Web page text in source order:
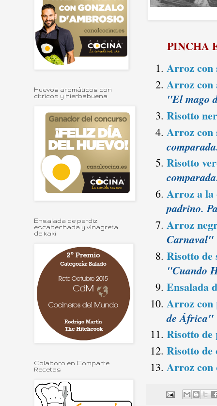
PINCHA
Arroz con
Arroz con
"El mago
Risotto
Arroz con
Risotto
Arroz a la
padrino.
Arroz
Carnaval"
Risotto de
"Cuando
Ensalada
Arroz con
de África"
Risotto de
Risotto de
Arroz con
Huevos aromáticos con
cítricos y hierbabuena
Ensalada de perdiz
escabechada y vinagreta
de kaki
Colaboro en Comparte
Recetas